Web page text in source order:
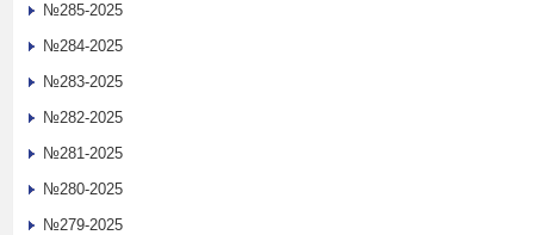
№285-2025
№284-2025
№283-2025
№282-2025
№281-2025
№280-2025
№279-2025